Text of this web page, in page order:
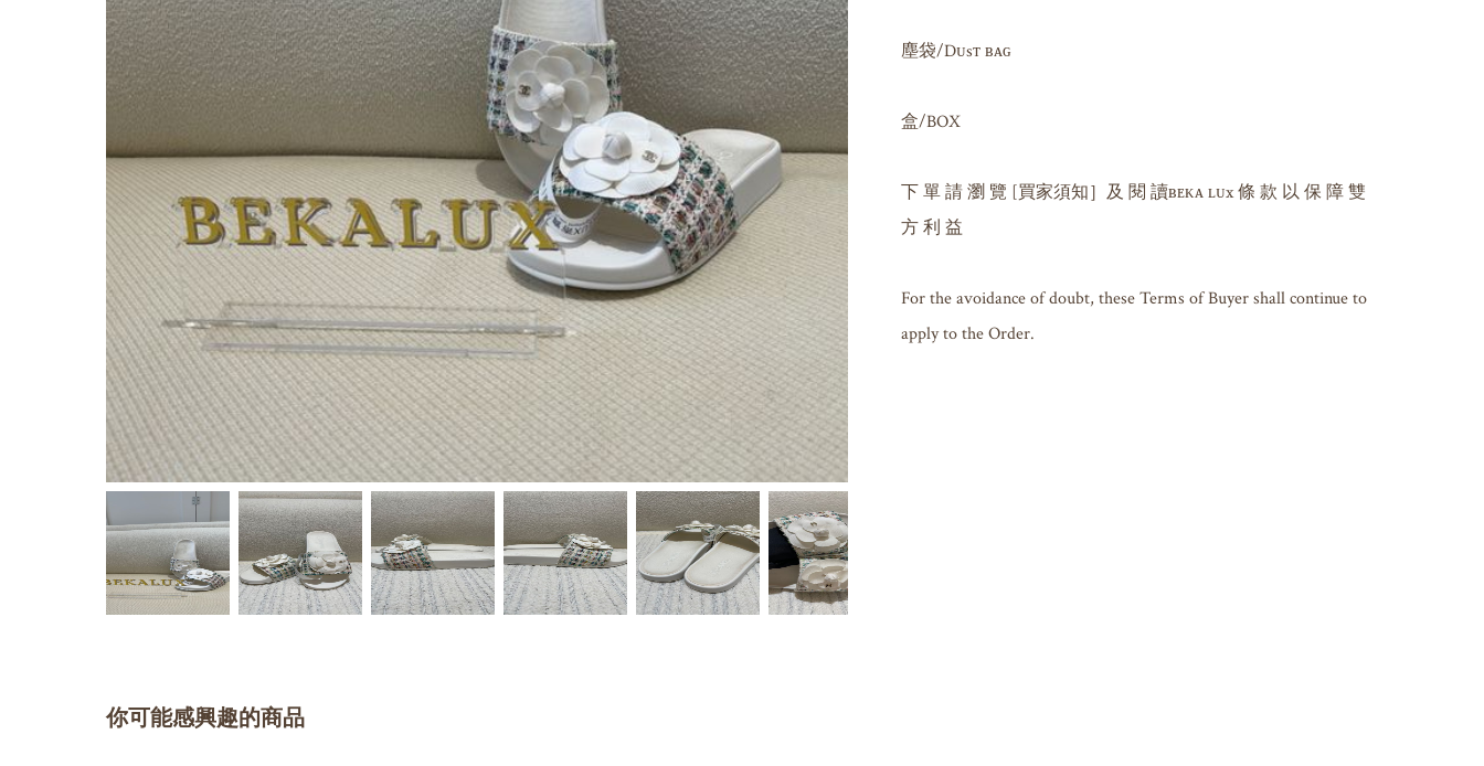
塵袋/Dᴜsᴛ ʙᴀɢ
盒/BOX
下 單 請 瀏 覽 [買家須知］及 閱 讀ʙᴇᴋᴀ ʟᴜx 條 款 以 保 障 雙
方 利 益
For the avoidance of doubt, these Terms of Buyer shall continue to
apply to the Order.
你可能感興趣的商品